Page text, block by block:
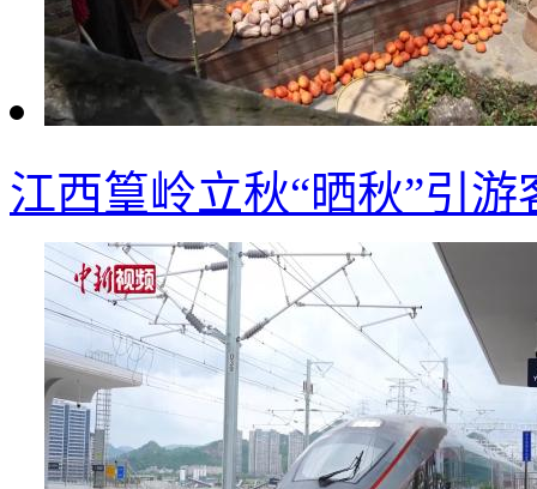
江西篁岭立秋“晒秋”引游